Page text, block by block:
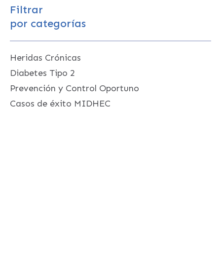
Filtrar
por categorías
Heridas Crónicas
Diabetes Tipo 2
Prevención y Control Oportuno
Casos de éxito MIDHEC